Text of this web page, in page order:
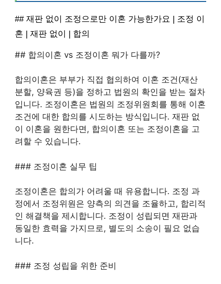
## 재판 없이 조정으로만 이혼 가능한가요 | 조정 이
혼 | 재판 없이 | 합의
## 합의이혼 vs 조정이혼 뭐가 다를까?
합의이혼은 부부가 직접 협의하여 이혼 조건(재산
분할, 양육권 등)을 정하고 법원의 확인을 받는 절차
입니다. 조정이혼은 법원의 조정위원회를 통해 이혼
조건에 대한 합의를 시도하는 방식입니다. 재판 없
이 이혼을 원한다면, 합의이혼 또는 조정이혼을 고
려할 수 있습니다.
### 조정이혼 실무 팁
조정이혼은 합의가 어려울 때 유용합니다. 조정 과
정에서 조정위원은 양측의 의견을 조율하고, 합리적
인 해결책을 제시합니다. 조정이 성립되면 재판과
동일한 효력을 가지므로, 별도의 소송이 필요 없습
니다.
### 조정 성립을 위한 준비